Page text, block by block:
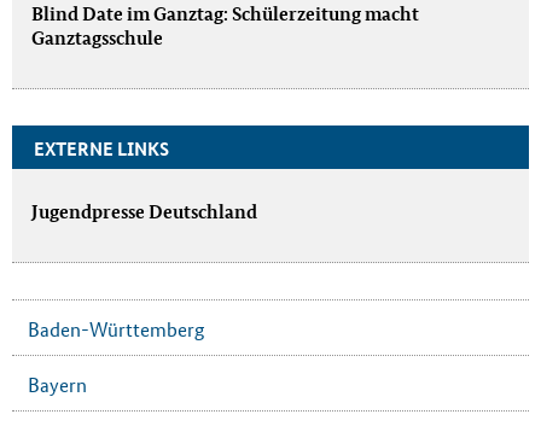
Blind Date im Ganztag: Schülerzeitung macht
Ganztagsschule
EXTERNE LINKS
Jugendpresse Deutschland
Baden-Württemberg
Bayern